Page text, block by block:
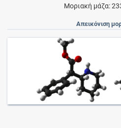
Μοριακή μάζα:
Απεικόνιση